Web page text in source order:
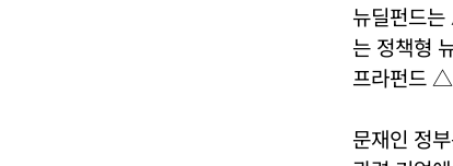
뉴딜펀드
는 정책형
프라펀드 △
문재인 정